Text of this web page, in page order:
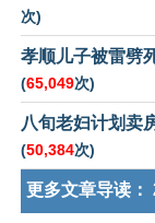
次)
孝顺儿子被雷劈
(65,049次)
八旬老妇计划卖
(50,384次)
更多文章导读：